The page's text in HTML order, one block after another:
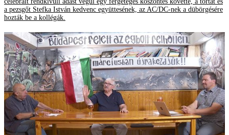
a pezsgőt Stefka István kedvenc együttesének, az AC/DC-nek a dübörgésére
hozták be a kollégák.